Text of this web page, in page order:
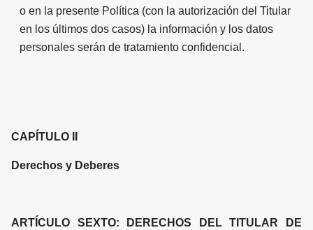
o en la presente Política (con la autorización del Titular
en los últimos dos casos) la información y los datos
personales serán de tratamiento confidencial.
CAPÍTULO II
Derechos y Deberes
ARTÍCULO SEXTO: DERECHOS DEL TITULAR DE